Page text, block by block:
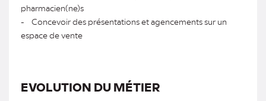
pharmacien(ne)s
- Concevoir des présentations et agencements sur un
espace de vente
EVOLUTION DU MÉTIER